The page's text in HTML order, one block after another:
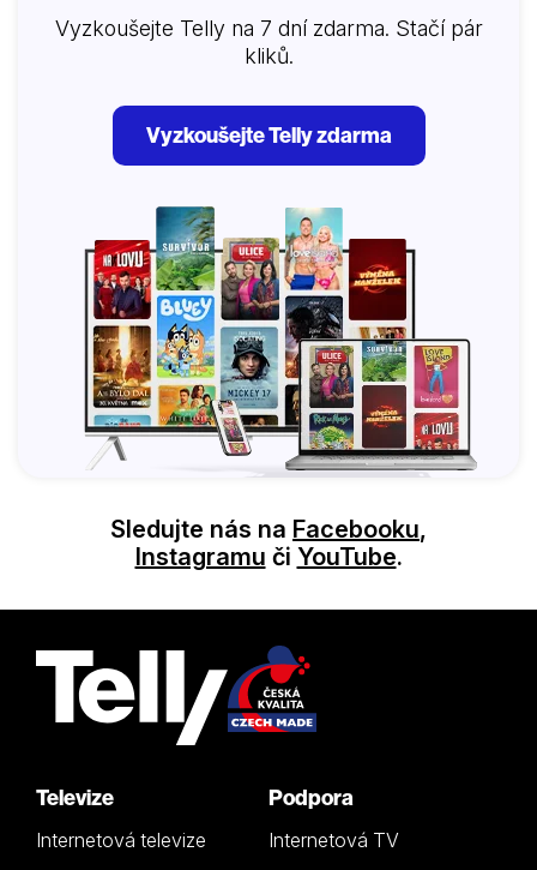
Vyzkoušejte Telly na 7 dní zdarma. Stačí pár
kliků.
Vyzkoušejte Telly zdarma
Sledujte nás na Facebooku,
Instagramu či YouTube.
Televize
Internetová televize
Podpora
Internetová TV